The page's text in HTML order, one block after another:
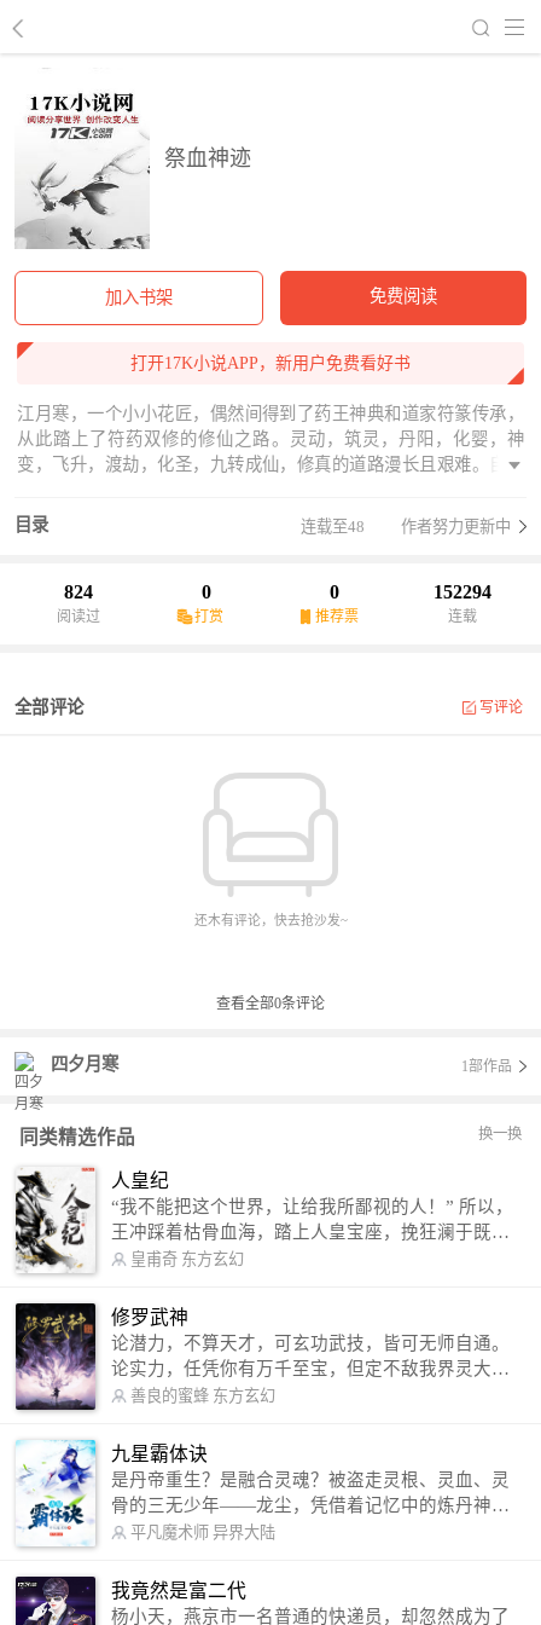
祭血神迹
加入书架 免费阅读
打开17K小说APP，新用户免费看好书
江月寒，一个小小花匠，偶然间得到了药王神典和道家符篆传承，
从此踏上了符药双修的修仙之路。灵动，筑灵，丹阳，化婴，神
变，飞升，渡劫，化圣，九转成仙，修真的道路漫长且艰难。自上
说，若谁能集齐那位真仙散落在世间的八块龟壳碎片，便能寻到神
之遗迹，得到化圣成仙的秘密。但在百万余年的厮杀争夺中，那些
还是消散在了世间，不知所踪。五万年前，龟壳碎片重现于世，血
雨腥风再卷江湖。在这充满尔虞我诈的修真世界，每一个修士都如
与命运抗争，挣扎求生……
目录 连载至48 作者努力更新中
824
阅读过
0
打赏
0
推荐票
152294
连载
全部评论 写评论
还木有评论，快去抢沙发~
查看全部0条评论
四夕月寒 1部作品
同类精选作品 换一换
人皇纪
“我不能把这个世界，让给我所鄙视的人！” 所以，
王冲踩着枯骨血海，踏上人皇宝座，挽狂澜于既
倒，扶大厦之将倾，成就了一段无上的传说！ 微信
微博：皇甫奇（地址：http://weibo.com/u/25284575
87） QQ交流群：320238210【普通群】 574501330
【VIP订阅群】 欢迎大家关注。
皇甫奇 东方玄幻
修罗武神
论潜力，不算天才，可玄功武技，皆可无师自通。
论实力，任凭你有万千至宝，但定不敌我界灵大
军。 我是谁？天下众生视我为修罗，却不知，我以
信公众号：善良的蜜蜂后援会）
善良的蜜蜂 东方玄幻
九星霸体诀
是丹帝重生？是融合灵魂？被盗走灵根、灵血、灵
骨的三无少年——龙尘，凭借着记忆中的炼丹神
术，修行神秘功法九星霸体诀，拨开重重迷雾，解
勾搭各色美女，镇压恶鬼邪神。 江湖传闻：龙
尘一到，地吼天啸。龙尘一出，鬼泣神哭。 本
平凡魔术师 异界大陆
我竟然是富二代
杨小天，燕京市一名普通的快递员，却忽然成为了